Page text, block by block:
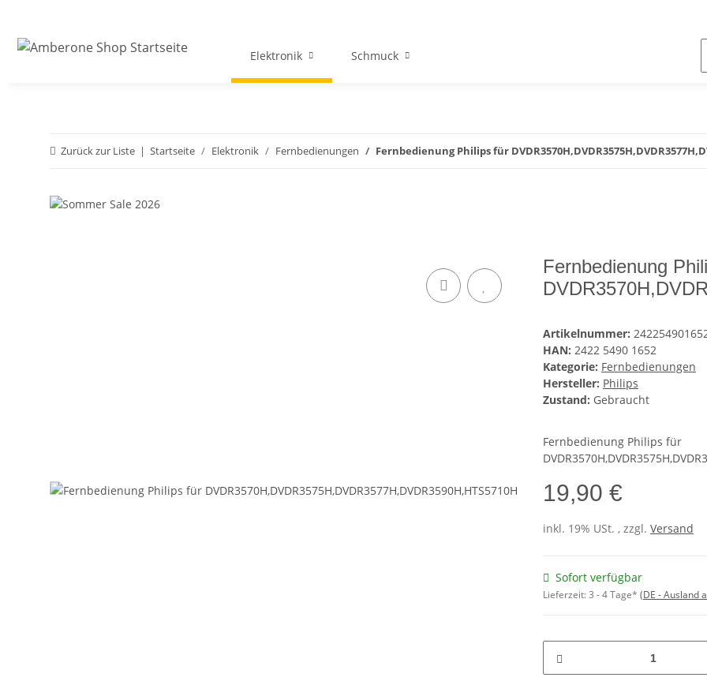
Elektronik Schmuck
Zurück zur Liste Startseite Elektronik Fernbedienungen Fernbedienung Philips für
Fernbedienung
Artikelnummer:
HAN: 2422 5490 1652
Kategorie: Fernbedienungen
Hersteller: Philips
Zustand: Gebraucht
Fernbedienung Philips für
19,90 €
inkl. 19% USt. , zzgl. Versand
Sofort verfügbar
Lieferzeit:3 - 4 Tage* (DE - Ausland